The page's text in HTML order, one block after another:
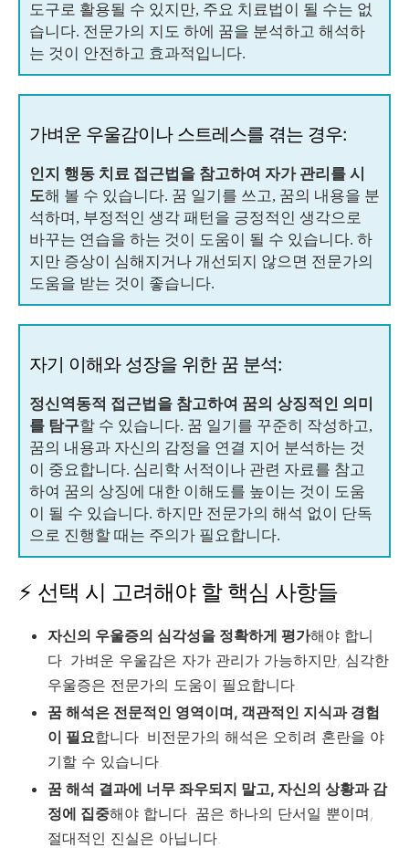
도구로 활용될 수 있지만, 주요 치료법이 될 수는 없
습니다. 전문가의 지도 하에 꿈을 분석하고 해석하
는 것이 안전하고 효과적입니다.
가벼운 우울감이나 스트레스를 겪는 경우:
인지 행동 치료 접근법을 참고하여 자가 관리를 시
도해 볼 수 있습니다. 꿈 일기를 쓰고, 꿈의 내용을 분
석하며, 부정적인 생각 패턴을 긍정적인 생각으로
바꾸는 연습을 하는 것이 도움이 될 수 있습니다. 하
지만 증상이 심해지거나 개선되지 않으면 전문가의
도움을 받는 것이 좋습니다.
자기 이해와 성장을 위한 꿈 분석:
정신역동적 접근법을 참고하여 꿈의 상징적인 의미
를 탐구할 수 있습니다. 꿈 일기를 꾸준히 작성하고,
꿈의 내용과 자신의 감정을 연결 지어 분석하는 것
이 중요합니다. 심리학 서적이나 관련 자료를 참고
하여 꿈의 상징에 대한 이해도를 높이는 것이 도움
이 될 수 있습니다. 하지만 전문가의 해석 없이 단독
으로 진행할 때는 주의가 필요합니다.
⚡ 선택 시 고려해야 할 핵심 사항들
자신의 우울증의 심각성을 정확하게 평가해야 합니
다. 가벼운 우울감은 자가 관리가 가능하지만, 심각한
우울증은 전문가의 도움이 필요합니다.
꿈 해석은 전문적인 영역이며, 객관적인 지식과 경험
이 필요합니다. 비전문가의 해석은 오히려 혼란을 야
기할 수 있습니다.
꿈 해석 결과에 너무 좌우되지 말고, 자신의 상황과 감
정에 집중해야 합니다. 꿈은 하나의 단서일 뿐이며,
절대적인 진실은 아닙니다.